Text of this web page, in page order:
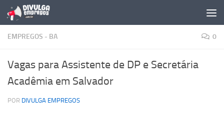
Skip to content
EMPREGOS - BA 0
Vagas para Assistente de DP e Secretária
Acadêmia em Salvador
POR DIVULGA EMPREGOS